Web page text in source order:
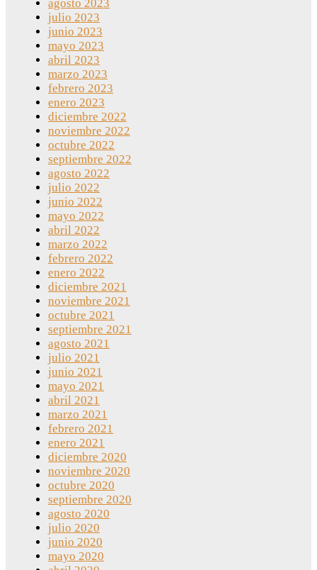
agosto 2023
julio 2023
junio 2023
mayo 2023
abril 2023
marzo 2023
febrero 2023
enero 2023
diciembre 2022
noviembre 2022
octubre 2022
septiembre 2022
agosto 2022
julio 2022
junio 2022
mayo 2022
abril 2022
marzo 2022
febrero 2022
enero 2022
diciembre 2021
noviembre 2021
octubre 2021
septiembre 2021
agosto 2021
julio 2021
junio 2021
mayo 2021
abril 2021
marzo 2021
febrero 2021
enero 2021
diciembre 2020
noviembre 2020
octubre 2020
septiembre 2020
agosto 2020
julio 2020
junio 2020
mayo 2020